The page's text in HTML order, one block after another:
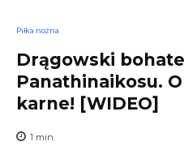
Piłka nożna
Drągowski
Panathinaikosu.
karne! [WIDEO]
1 min.